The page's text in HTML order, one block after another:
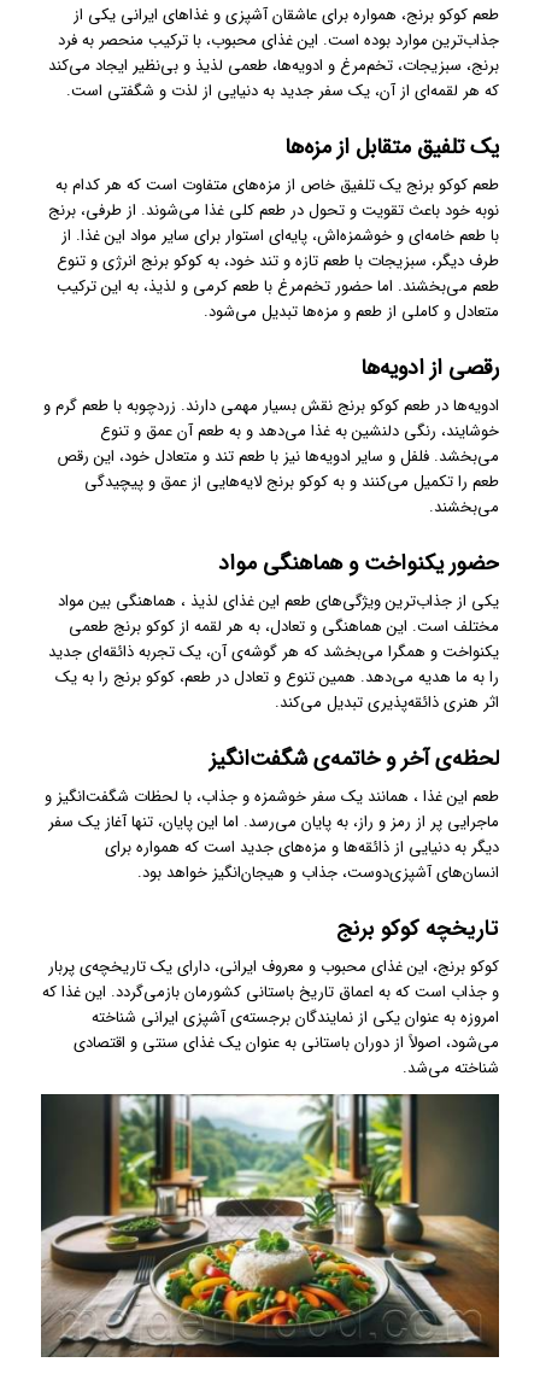
طعم کوکو برنج، همواره برای عاشقان آشپزی و غذاهای ایرانی یکی از
جذاب‌ترین موارد بوده است. این غذای محبوب، با ترکیب منحصر به فرد
برنج، سبزیجات، تخم‌مرغ و ادویه‌ها، طعمی لذیذ و بی‌نظیر ایجاد می‌کند
که هر لقمه‌ای از آن، یک سفر جدید به دنیایی از لذت و شگفتی است.
یک تلفیق متقابل از مزه‌ها
طعم کوکو برنج یک تلفیق خاص از مزه‌های متفاوت است که هر کدام به
نوبه خود باعث تقویت و تحول در طعم کلی غذا می‌شوند. از طرفی، برنج
با طعم خامه‌ای و خوشمزه‌اش، پایه‌ای استوار برای سایر مواد این غذا. از
طرف دیگر، سبزیجات با طعم تازه و تند خود، به کوکو برنج انرژی و تنوع
طعم می‌بخشند. اما حضور تخم‌مرغ با طعم کرمی و لذیذ، به این ترکیب
متعادل و کاملی از طعم و مزه‌ها تبدیل می‌شود.
رقصی از ادویه‌ها
ادویه‌ها در طعم کوکو برنج نقش بسیار مهمی دارند. زردچوبه با طعم گرم و
خوشایند، رنگی دلنشین به غذا می‌دهد و به طعم آن عمق و تنوع
می‌بخشد. فلفل و سایر ادویه‌ها نیز با طعم تند و متعادل خود، این رقص
طعم را تکمیل می‌کنند و به کوکو برنج لایه‌هایی از عمق و پیچیدگی
می‌بخشند.
حضور یکنواخت و هماهنگی مواد
یکی از جذاب‌ترین ویژگی‌های طعم این غذای لذیذ ، هماهنگی بین مواد
مختلف است. این هماهنگی و تعادل، به هر لقمه از کوکو برنج طعمی
یکنواخت و همگرا می‌بخشد که هر گوشه‌ی آن، یک تجربه ذائقه‌ای جدید
را به ما هدیه می‌دهد. همین تنوع و تعادل در طعم، کوکو برنج را به یک
اثر هنری ذائقه‌پذیری تبدیل می‌کند.
لحظه‌ی آخر و خاتمه‌ی شگفت‌انگیز
طعم این غذا ، همانند یک سفر خوشمزه و جذاب، با لحظات شگفت‌انگیز و
ماجرایی پر از رمز و راز، به پایان می‌رسد. اما این پایان، تنها آغاز یک سفر
دیگر به دنیایی از ذائقه‌ها و مزه‌های جدید است که همواره برای
انسان‌های آشپزی‌دوست، جذاب و هیجان‌انگیز خواهد بود.
تاریخچه کوکو برنج
کوکو برنج، این غذای محبوب و معروف ایرانی، دارای یک تاریخچه‌ی پربار
و جذاب است که به اعماق تاریخ باستانی کشورمان بازمی‌گردد. این غذا که
امروزه به عنوان یکی از نمایندگان برجسته‌ی آشپزی ایرانی شناخته
می‌شود، اصولاً از دوران باستانی به عنوان یک غذای سنتی و اقتصادی
شناخته می‌شد.